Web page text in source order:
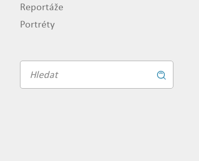
Reportáže
Portréty
Vyhledávání